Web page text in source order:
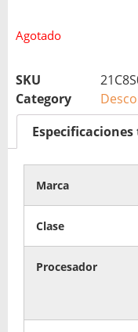
Agotado
SKU
Category
Marca
Clase
Procesador